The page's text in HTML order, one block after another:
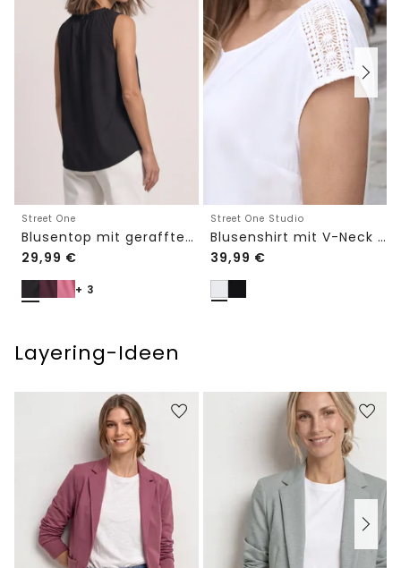
Street One
Blusentop mit gerafftem Rundhals
29,99 €
+ 3
Street One Studio
Blusenshirt mit V-Neck und Spitze
39,99 €
Layering-Ideen